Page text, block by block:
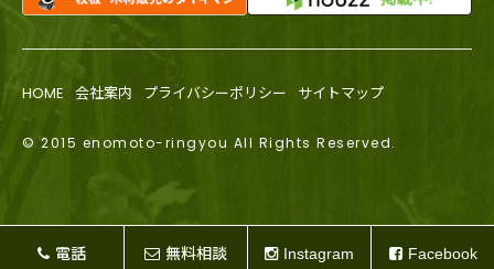
HOME 会社案内 プライバシーポリシー サイトマップ
© 2015 enomoto-ringyou All Rights Reserved.
電話 無料相談 Instagram Facebook